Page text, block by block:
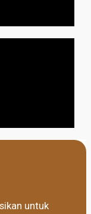
untuk